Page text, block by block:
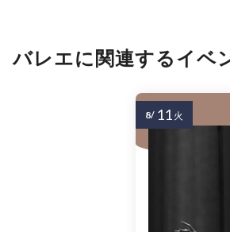
バレエに関連するイベ
8/ 11 火